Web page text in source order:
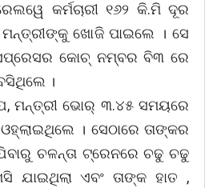
କର୍ମଚାରୀ ୧୬୨ କି.ମି ଦୂର
ଖୋଜି ପାଇଲେ । ସେ
କୋଚ୍ ନମ୍ବର ବି୩ ରେ
।
ମନ୍ତ୍ରୀ ଭୋର୍ ୩.୪୫ ସମୟରେ
। ସେଠାରେ ତାଙ୍କର
ଚଳନ୍ତା ଟ୍ରେନରେ ଚଢୁ ଚଢୁ
ଯାଇଥିଲା ଏବଂ ତାଙ୍କ ହାତ ,